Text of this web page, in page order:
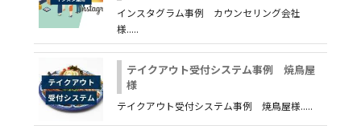
インスタグラム事例 カウンセリング会社
様.....
テイクアウト受付システム事例 焼鳥屋
様
テイクアウト受付システム事例 焼鳥屋様.....